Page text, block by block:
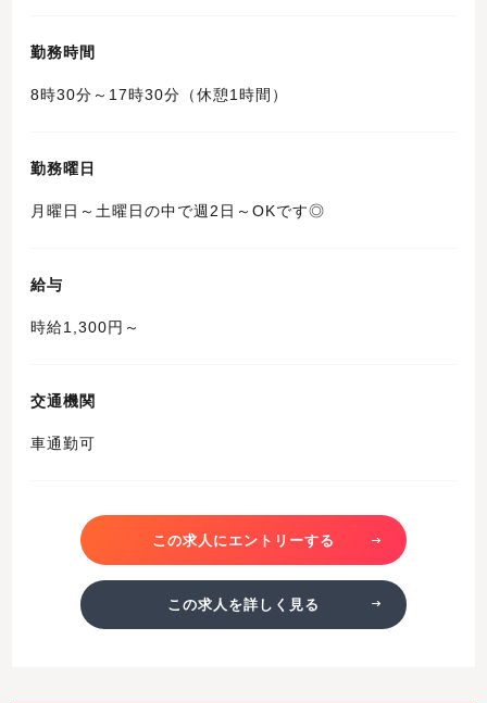
勤務時間
8時30分～17時30分（休憩1時間）
勤務曜日
月曜日～土曜日の中で週2日～OKです◎
給与
時給1,300円～
交通機関
車通勤可
この求人にエントリーする
この求人を詳しく見る